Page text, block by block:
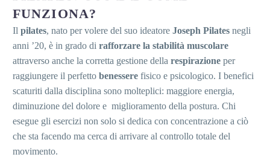
FUNZIONA?
Il pilates, nato per volere del suo ideatore Joseph Pilates negli
anni ’20, è in grado di rafforzare la stabilità muscolare
attraverso anche la corretta gestione della respirazione per
raggiungere il perfetto benessere fisico e psicologico. I benefici
scaturiti dalla disciplina sono molteplici: maggiore energia,
diminuzione del dolore e miglioramento della postura. Chi
esegue gli esercizi non solo si dedica con concentrazione a ciò
che sta facendo ma cerca di arrivare al controllo totale del
movimento.